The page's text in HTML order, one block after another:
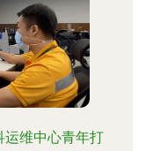
运维中心青年打